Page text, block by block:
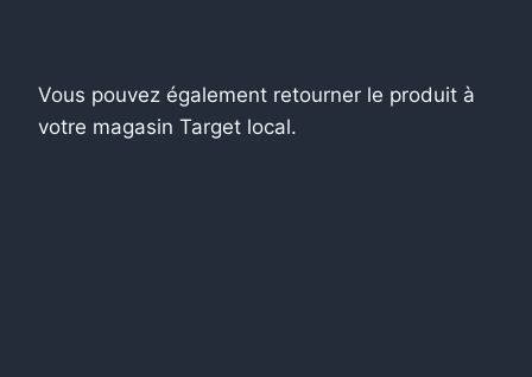
Vous pouvez également retourner le produit à
votre magasin Target local.